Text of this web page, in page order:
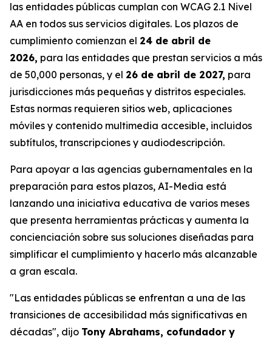
las entidades públicas cumplan con WCAG 2.1 Nivel
AA en todos sus servicios digitales. Los plazos de
cumplimiento comienzan el 24 de abril de
2026, para las entidades que prestan servicios a más
de 50,000 personas, y el 26 de abril de 2027, para
jurisdicciones más pequeñas y distritos especiales.
Estas normas requieren sitios web, aplicaciones
móviles y contenido multimedia accesible, incluidos
subtítulos, transcripciones y audiodescripción.
Para apoyar a las agencias gubernamentales en la
preparación para estos plazos, AI-Media está
lanzando una iniciativa educativa de varios meses
que presenta herramientas prácticas y aumenta la
concienciación sobre sus soluciones diseñadas para
simplificar el cumplimiento y hacerlo más alcanzable
a gran escala.
"Las entidades públicas se enfrentan a una de las
transiciones de accesibilidad más significativas en
décadas", dijo Tony Abrahams, cofundador y